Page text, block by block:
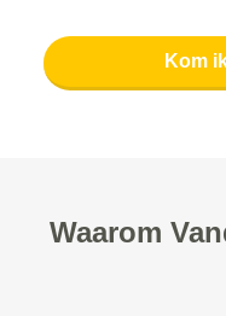
Kom
Waarom